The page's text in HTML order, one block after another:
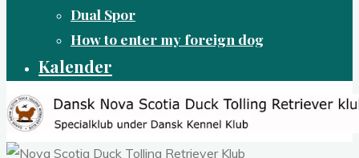
Dual Spor
How to enter my foreign dog
Kalender